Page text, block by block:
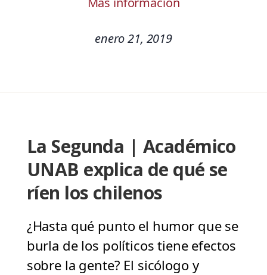
enero 21, 2019
La Segunda | Académico
UNAB explica de qué se
ríen los chilenos
¿Hasta qué punto el humor que se
burla de los políticos tiene efectos
sobre la gente? El sicólogo y